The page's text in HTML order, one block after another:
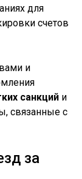
для
счетов
и
санкций и
связанные с
за